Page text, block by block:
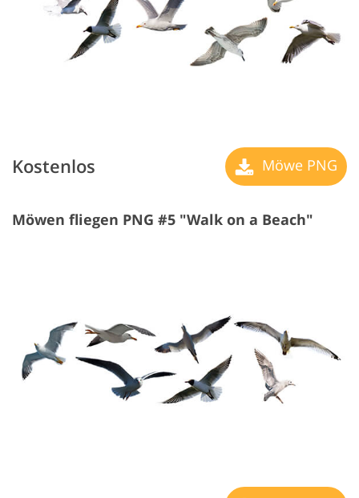
Kostenlos Möwe PNG
Möwen fliegen PNG #5 "Walk on a Beach"